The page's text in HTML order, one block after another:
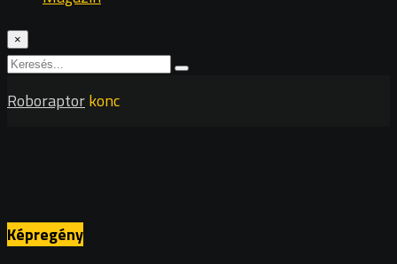
×
Roboraptorkonc
Képregény